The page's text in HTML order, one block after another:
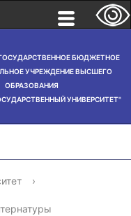
БЮДЖЕТНОЕ
УЧРЕЖДЕНИЕ ВЫСШЕГО
ОБРАЗОВАНИЯ
УНИВЕРСИТЕТ"
›